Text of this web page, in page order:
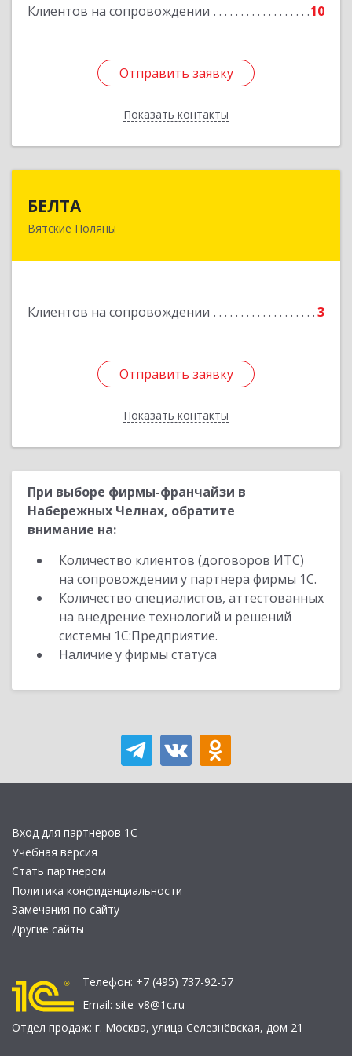
Клиентов на сопровождении 10
Отправить заявку
Показать контакты
Подробнее
Отправить заявку
Назад
БЕЛТА
Вятские Поляны
Клиентов на сопровождении 3
Отправить заявку
Показать контакты
612960, Кировская обл, Вятские Поляны г,
Отправить заявку
Назад
При выборе фирмы-франчайзи в
Набережных Челнах, обратите
внимание на:
Количество клиентов (договоров ИТС)
на сопровождении у партнера фирмы 1С.
Количество специалистов, аттестованных
на внедрение технологий и решений
системы 1С:Предприятие.
Наличие у фирмы статуса
Вход для партнеров 1С
Учебная версия
Стать партнером
Политика конфиденциальности
Замечания по сайту
Другие сайты
Телефон: +7 (495) 737-92-57
Email: site_v8@1c.ru
Отдел продаж: г. Москва, улица Селезнёвская, дом 21